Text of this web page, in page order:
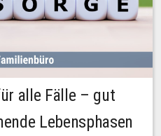
alle Fälle – gut
Lebensphasen